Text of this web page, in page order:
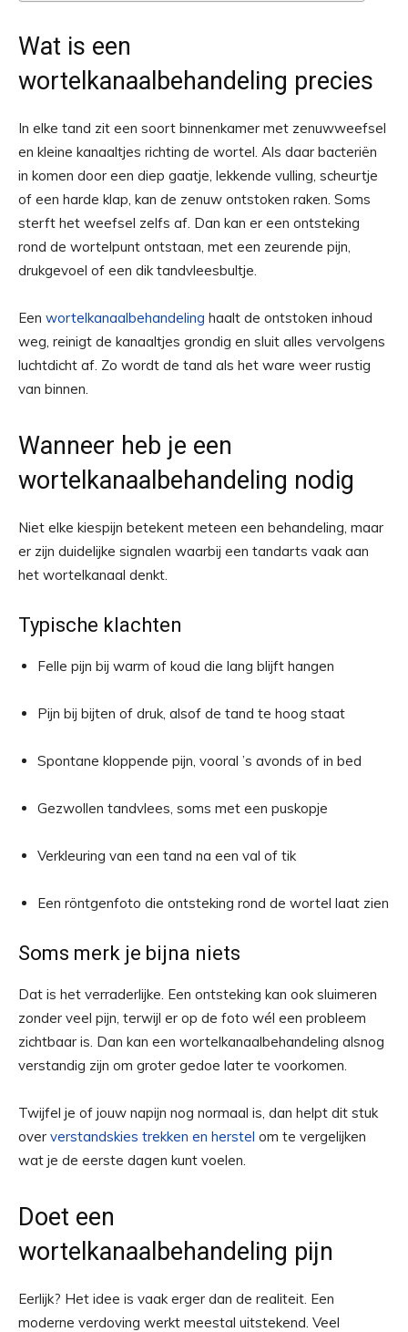
Wat is een
wortelkanaalbehandeling precies
In elke tand zit een soort binnenkamer met zenuwweefsel
en kleine kanaaltjes richting de wortel. Als daar bacteriën
in komen door een diep gaatje, lekkende vulling, scheurtje
of een harde klap, kan de zenuw ontstoken raken. Soms
sterft het weefsel zelfs af. Dan kan er een ontsteking
rond de wortelpunt ontstaan, met een zeurende pijn,
drukgevoel of een dik tandvleesbultje.
Een wortelkanaalbehandeling haalt de ontstoken inhoud
weg, reinigt de kanaaltjes grondig en sluit alles vervolgens
luchtdicht af. Zo wordt de tand als het ware weer rustig
van binnen.
Wanneer heb je een
wortelkanaalbehandeling nodig
Niet elke kiespijn betekent meteen een behandeling, maar
er zijn duidelijke signalen waarbij een tandarts vaak aan
het wortelkanaal denkt.
Typische klachten
Felle pijn bij warm of koud die lang blijft hangen
Pijn bij bijten of druk, alsof de tand te hoog staat
Spontane kloppende pijn, vooral ’s avonds of in bed
Gezwollen tandvlees, soms met een puskopje
Verkleuring van een tand na een val of tik
Een röntgenfoto die ontsteking rond de wortel laat zien
Soms merk je bijna niets
Dat is het verraderlijke. Een ontsteking kan ook sluimeren
zonder veel pijn, terwijl er op de foto wél een probleem
zichtbaar is. Dan kan een wortelkanaalbehandeling alsnog
verstandig zijn om groter gedoe later te voorkomen.
Twijfel je of jouw napijn nog normaal is, dan helpt dit stuk
over verstandskies trekken en herstel om te vergelijken
wat je de eerste dagen kunt voelen.
Doet een
wortelkanaalbehandeling pijn
Eerlijk? Het idee is vaak erger dan de realiteit. Een
moderne verdoving werkt meestal uitstekend. Veel